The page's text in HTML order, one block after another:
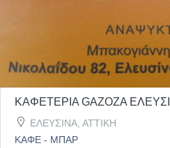
ΚΑΦΕΤΕΡΙΑ GAZOZA
ΕΛΕΥΣΙΝΑ, ΑΤΤΙΚΗ
ΚΑΦΕ - ΜΠΑΡ